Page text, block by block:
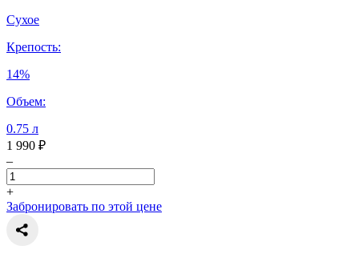
Сухое
Крепость:
14%
Объем:
0.75 л
1 990 ₽
–
+
Забронировать по этой цене